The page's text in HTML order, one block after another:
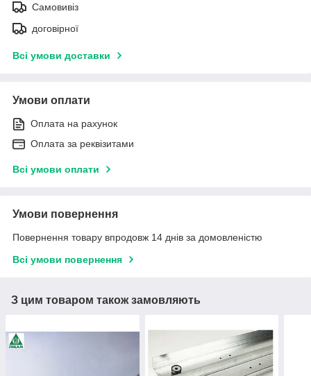
Самовивіз
договірної
Всі умови доставки
Умови оплати
Оплата на рахунок
Оплата за реквізитами
Всі умови оплати
Умови повернення
Повернення товару впродовж 14 днів за домовленістю
Всі умови повернення
З цим товаром також замовляють